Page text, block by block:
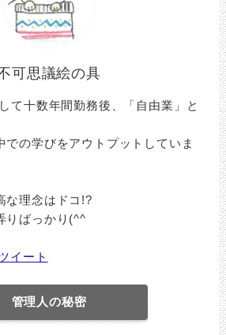
可思議絵の具
て十数年間勤務後、「自由業」と
での学びをアウトプットしていま
な理念はドコ!?
ばっかり(^^ゞ
イート
管理人の秘密